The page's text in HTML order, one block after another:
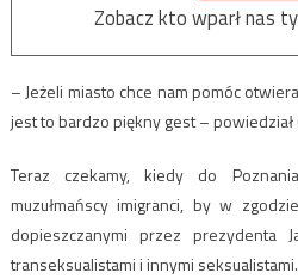
Zobacz kto wparł nas
– Jeżeli miasto chce nam pomóc
jest to bardzo piękny gest – powiedział
Teraz czekamy, kiedy do
muzułmańscy imigranci, by w
dopieszczanymi przez prezydenta
transeksualistami i innymi